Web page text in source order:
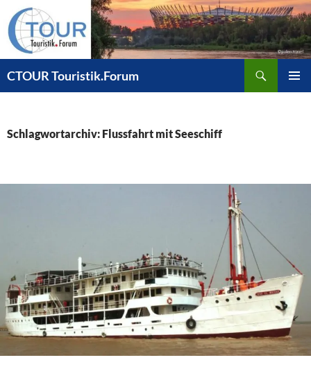
Zum
Inhalt
springen
CTOUR Touristik.Forum
Schlagwortarchiv: Flussfahrt mit Seeschiff